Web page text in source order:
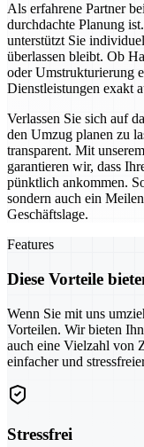
Als erfahrene Partner
durchdachte Planung
unterstützt Sie
überlassen bleibt. Ob
oder Umstrukturierung
Dienstleistungen exakt
Verlassen Sie sich auf
den Umzug planen zu
transparent. Mit
garantieren wir, dass
pünktlich ankommen.
sondern auch ein
Geschäftslage.
Features
Diese Vorteile
Wenn Sie mit uns
Vorteilen. Wir bieten
auch eine Vielzahl von
einfacher und
Stressfrei